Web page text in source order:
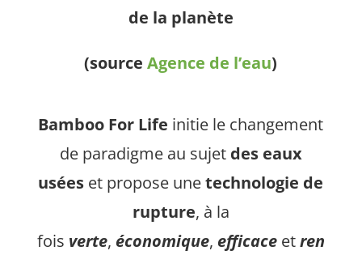
de la planète
(sourceAgence de l’eau)
Bamboo For Life initie le changement
de paradigme au sujet des eaux
usées et propose une technologie de
rupture, à la
fois verte, économique, efficace etren